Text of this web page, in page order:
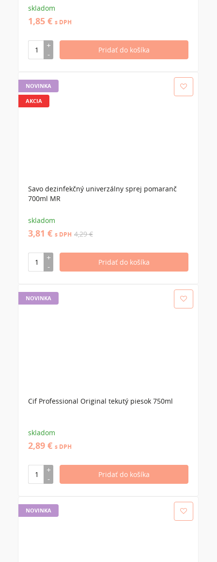
skladom
1,85 € s DPH
NOVINKA
AKCIA
Savo dezinfekčný univerzálny sprej pomaranč
700ml MR
skladom
3,81 € s DPH 4,29 €
NOVINKA
Cif Professional Original tekutý piesok 750ml
skladom
2,89 € s DPH
NOVINKA